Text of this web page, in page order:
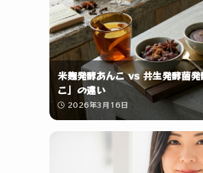
米麹発酵あんこ vs 共生発酵菌
こ」の違い
2026年3月16日